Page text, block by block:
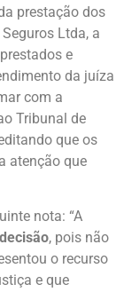
prestação dos
Ltda, a
e
da juíza
com a
Tribunal de
que os
atenção que
nota: “A
, pois não
o recurso
e que